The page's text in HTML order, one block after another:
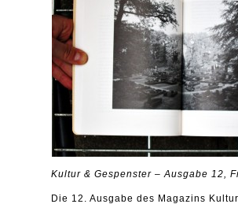
Kultur & Gespenster – Ausgabe 12,
Die 12. Ausgabe des Magazins